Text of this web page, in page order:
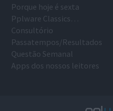
Porque hoje é sexta
Pplware Classics…
Consultório
Passatempos/Resultados
Questão Semanal
Apps dos nossos leitores